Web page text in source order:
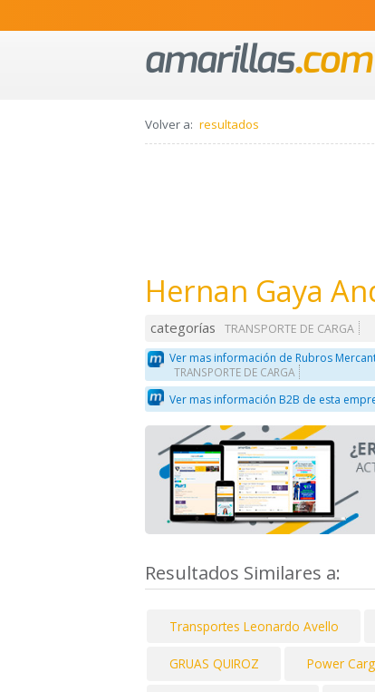
Volver a: resultados
Hernan Gaya
categorías
TRANSPORTE DE CARGA
Ver mas información de Rubros
TRANSPORTE DE CARGA
Ver mas información B2B de esta
Resultados Similares a:
Transportes Leonardo Avello
GRUAS QUIROZ Power